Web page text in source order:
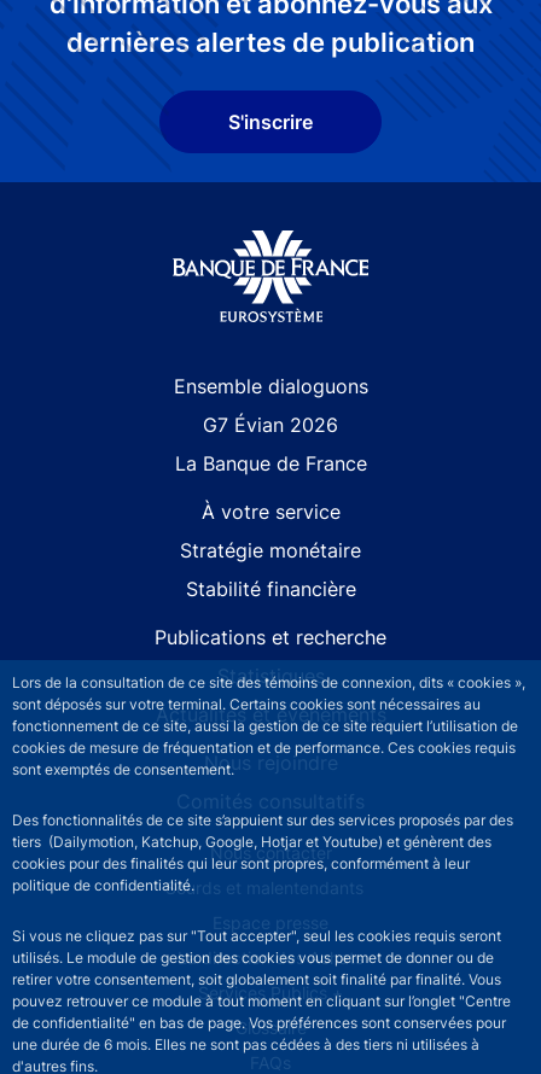
Lors de la consultation de ce site des témoins de connexion, dits « cookies »,
sont déposés sur votre terminal. Certains cookies sont nécessaires au
fonctionnement de ce site, aussi la gestion de ce site requiert l’utilisation de
cookies de mesure de fréquentation et de performance. Ces cookies requis
sont exemptés de consentement.
Des fonctionnalités de ce site s’appuient sur des services proposés par des
tiers (Dailymotion, Katchup, Google, Hotjar et Youtube) et génèrent des
cookies pour des finalités qui leur sont propres, conformément à leur
politique de confidentialité.
Si vous ne cliquez pas sur "Tout accepter", seul les cookies requis seront
utilisés. Le module de gestion des cookies vous permet de donner ou de
retirer votre consentement, soit globalement soit finalité par finalité. Vous
pouvez retrouver ce module à tout moment en cliquant sur l’onglet "Centre
de confidentialité" en bas de page. Vos préférences sont conservées pour
une durée de 6 mois. Elles ne sont pas cédées à des tiers ni utilisées à
d'autres fins.
dernières alertes de publication
S'inscrire
Ensemble dialoguons
G7 Évian 2026
La Banque de France
À votre service
Stratégie monétaire
Stabilité financière
Publications et recherche
Statistiques
Actualités et événements
Nous rejoindre
Comités consultatifs
Footer secondary menuNous contacter
Sourds et malentendants
Espace presse
La direction des Achats
Services Publics +
Glossaire
FAQs